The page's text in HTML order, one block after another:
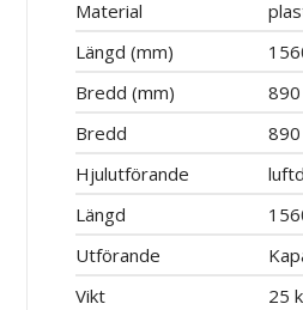
Material
Längd (mm)
Bredd (mm)
890
Bredd
Hjulutförande
Längd
Utförande
Vikt
25